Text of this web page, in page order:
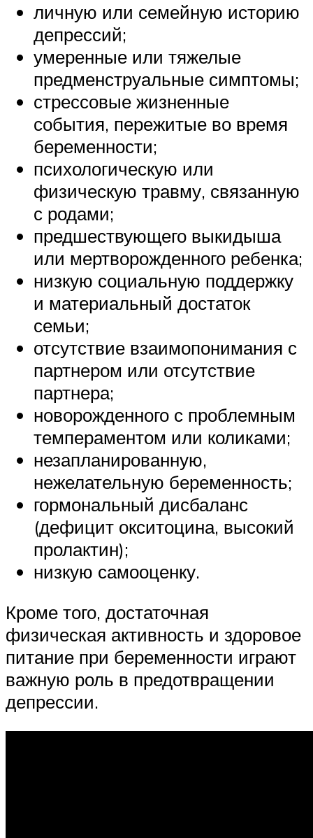
личную или семейную историю
депрессий;
умеренные или тяжелые
предменструальные симптомы;
стрессовые жизненные
события, пережитые во время
беременности;
психологическую или
физическую травму, связанную
с родами;
предшествующего выкидыша
или мертворожденного ребенка;
низкую социальную поддержку
и материальный достаток
семьи;
отсутствие взаимопонимания с
партнером или отсутствие
партнера;
новорожденного с проблемным
темпераментом или коликами;
незапланированную,
нежелательную беременность;
гормональный дисбаланс
(дефицит окситоцина, высокий
пролактин);
низкую самооценку.
Кроме того, достаточная
физическая активность и здоровое
питание при беременности играют
важную роль в предотвращении
депрессии.